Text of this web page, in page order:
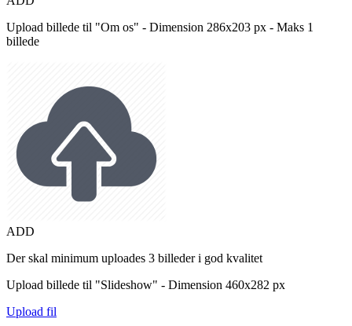
Upload billede til "Om os" - Dimension 286x203 px - Maks 1
billede
ADD
Der skal minimum uploades 3 billeder i god kvalitet
Upload billede til "Slideshow" - Dimension 460x282 px
Upload fil